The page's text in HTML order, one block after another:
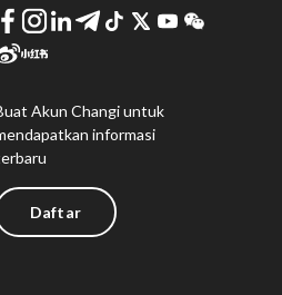
Akun Changi untuk
informasi
Daftar